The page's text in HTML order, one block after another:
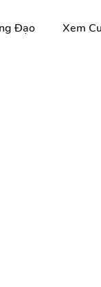
Đạo Xem